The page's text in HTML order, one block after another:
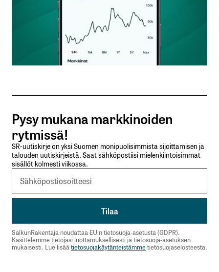
Nimesi tai nimimerkkisi
Sähköpostiosoitteesi
Tilaa SalkunRakentajan uutiskirje
Lähetä kommentti
Pysy mukana markkinoiden
rytmissä!
SR-uutiskirje on yksi Suomen monipuolisimmista sijoittamisen ja
talouden uutiskirjeistä. Saat sähköpostiisi mielenkiintoisimmat
sisällöt kolmesti viikossa.
SalkunRakentaja noudattaa EU:n tietosuoja-asetusta (GDPR).
Käsittelemme tietojasi luottamuksellisesti ja tietosuoja-asetuksen
mukaisesti. Lue lisäätietosuojakäytänteistämmetietosuojaselosteesta.